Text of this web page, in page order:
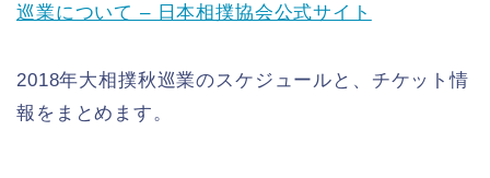
巡業について – 日本相撲協会公式サイト
2018年大相撲秋巡業のスケジュールと、チケット情
報をまとめます。